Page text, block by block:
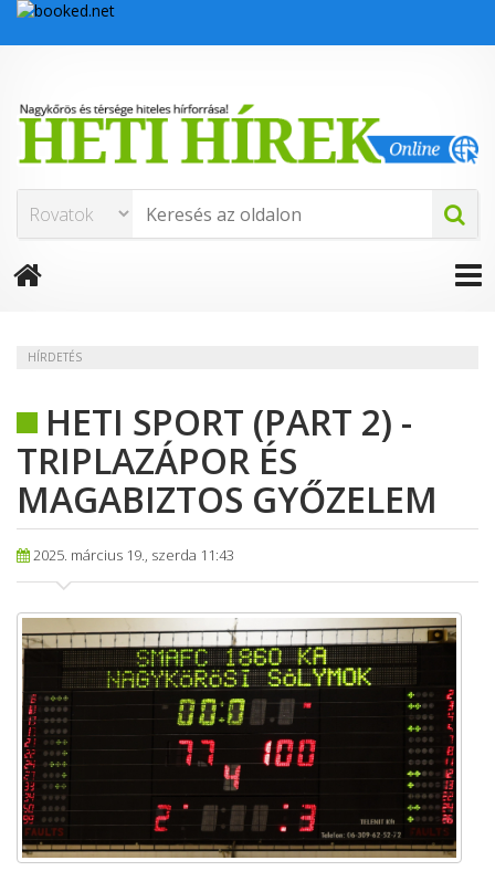
HÍRDETÉS
HETI SPORT (PART 2) -
TRIPLAZÁPOR ÉS
MAGABIZTOS GYŐZELEM
2025. március 19., szerda 11:43